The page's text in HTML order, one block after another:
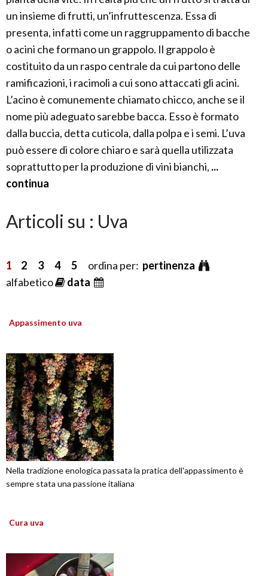
un insieme di frutti, un’infruttescenza. Essa di
presenta, infatti come un raggruppamento di bacche
o acini che formano un grappolo. Il grappolo è
costituito da un raspo centrale da cui partono delle
ramificazioni, i racimoli a cui sono attaccati gli acini.
L’acino è comunemente chiamato chicco, anche se il
nome più adeguato sarebbe bacca. Esso è formato
dalla buccia, detta cuticola, dalla polpa e i semi. L’uva
può essere di colore chiaro e sarà quella utilizzata
soprattutto per la produzione di vini bianchi, ...
continua
Articoli su : Uva
1 2 3 4 5 ordina per: pertinenza
alfabetico
data
Appassimento uva
Nella tradizione enologica passata la pratica dell'appassimento è
sempre stata una passione italiana
Cura uva